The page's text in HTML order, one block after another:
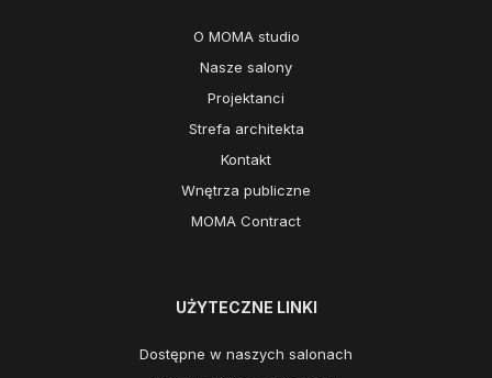
O MOMA studio
Nasze salony
Projektanci
Strefa architekta
Kontakt
Wnętrza publiczne
MOMA Contract
UŻYTECZNE LINKI
Dostępne w naszych salonach